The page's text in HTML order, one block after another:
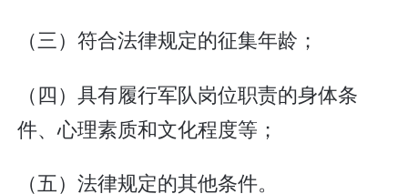
（三）符合法律规定的征集年龄；
（四）具有履行军队岗位职责的身体条
件、心理素质和文化程度等；
（五）法律规定的其他条件。